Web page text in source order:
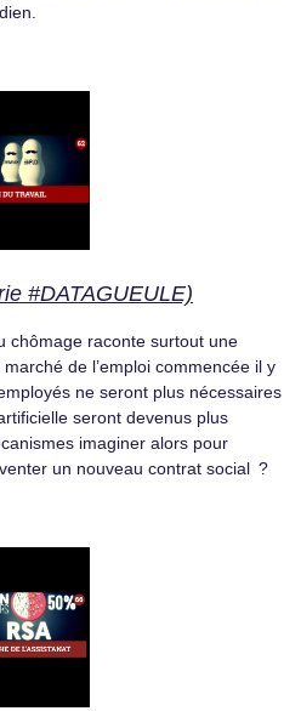
#DATAGUEULE)
chômage raconte surtout une
de l’emploi commencée il y
ne seront plus nécessaires
seront devenus plus
imaginer alors pour
un nouveau contrat social ?